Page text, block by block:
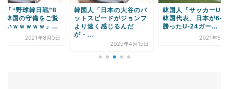
人「日本の大谷のバ
スピードがジョンフ
速く感じるんだ
韓国人「サッカーU-24
韓国代表、日本が6-0で
勝ったU-24ガー...
韓国人「イ・ガンイ
90分に日本の久保と
で出場」→「屈辱ｗ
2021年9